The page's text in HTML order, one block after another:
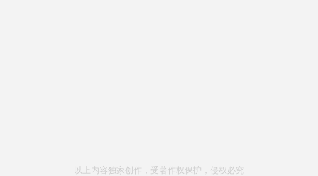
以上内容独家创作，受著作权保护，侵权必究